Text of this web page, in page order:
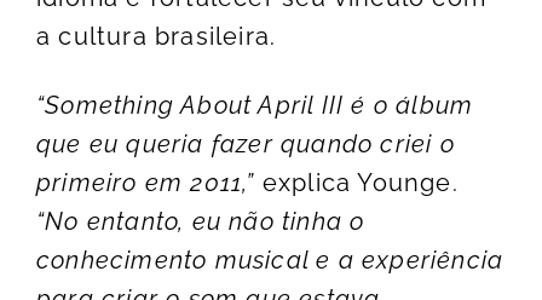
a cultura brasileira.
“Something About April III é o álbum
que eu queria fazer quando criei o
primeiro em 2011,” explica Younge.
“No entanto, eu não tinha o
conhecimento musical e a experiência